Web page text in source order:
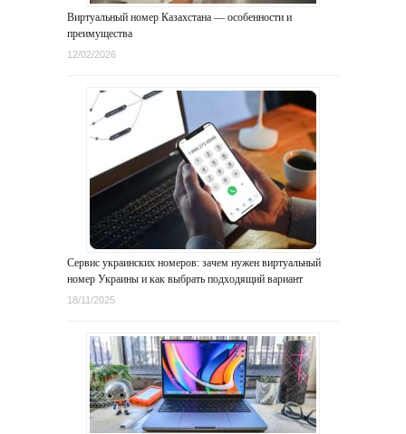
Виртуальный номер Казахстана — особенности и
преимущества
12/02/2026
Сервис украинских номеров: зачем нужен виртуальный
номер Украины и как выбрать подходящий вариант
18/11/2025